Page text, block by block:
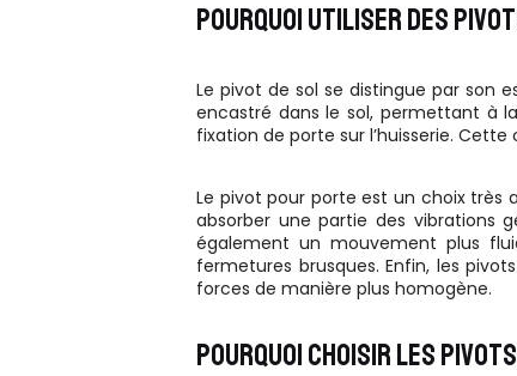
POURQUOI UTILISER DES
Le pivot de sol se distingue par son
encastré dans le sol, permettant à
fixation de porte sur l’huisserie.
Le pivot pour porte est un choix très
absorber une partie des vibrations
également un mouvement plus
fermetures brusques. Enfin, les
forces de manière plus homogène.
POURQUOI CHOISIR LES